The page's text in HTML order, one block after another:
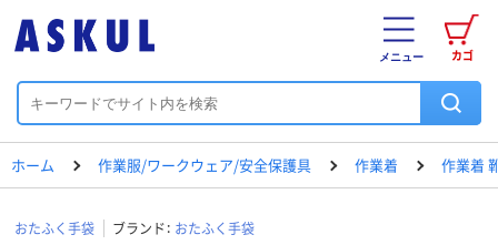
カゴ
メニュー
ホーム 作業服/ワークウェア/安全保護具 作業着 作業着
おたふく手袋 ブランド： おたふく手袋